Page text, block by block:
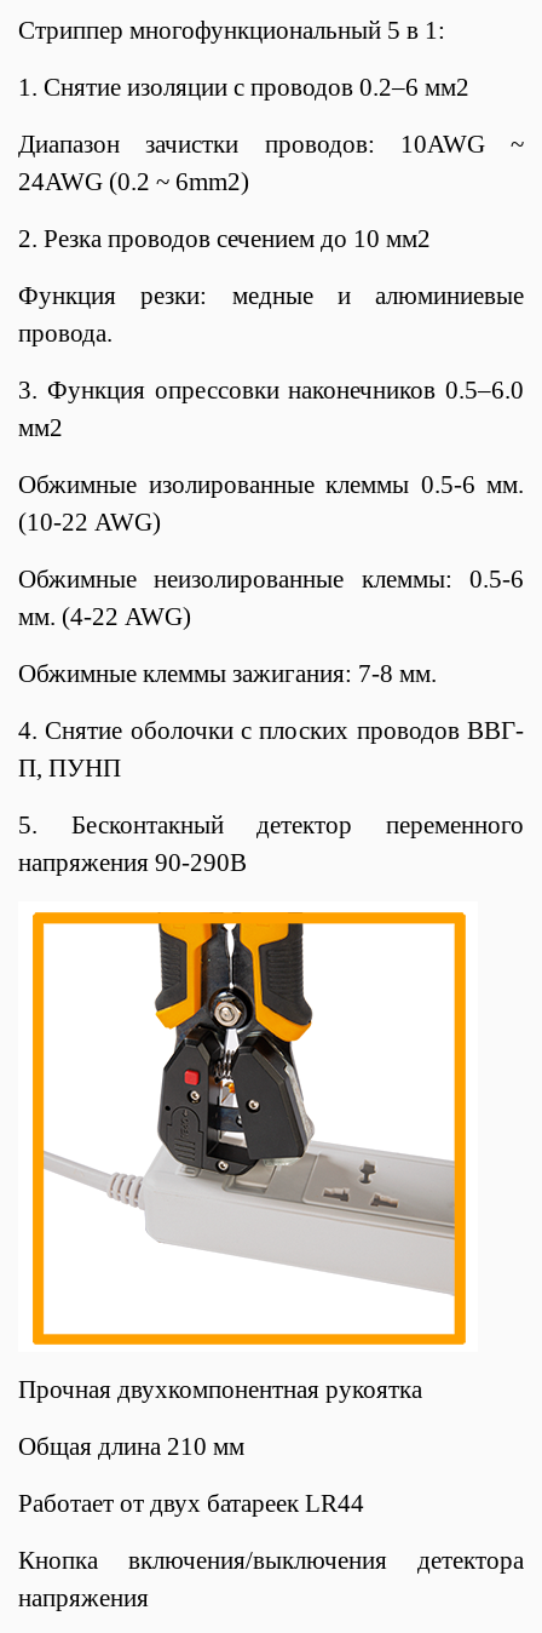
Стриппер многофункциональный 5 в 1:
1. Снятие изоляции с проводов 0.2–6 мм2
Диапазон зачистки проводов: 10AWG ~
24AWG (0.2 ~ 6mm2)
2. Резка проводов сечением до 10 мм2
Функция резки: медные и алюминиевые
провода.
3. Функция опрессовки наконечников 0.5–6.0
мм2
Обжимные изолированные клеммы 0.5-6 мм.
(10-22 AWG)
Обжимные неизолированные клеммы: 0.5-6
мм. (4-22 AWG)
Обжимные клеммы зажигания: 7-8 мм.
4. Снятие оболочки с плоских проводов ВВГ-
П, ПУНП
5. Бесконтакный детектор переменного
напряжения 90-290В
Прочная двухкомпонентная рукоятка
Общая длина 210 мм
Работает от двух батареек LR44
Кнопка включения/выключения детектора
напряжения